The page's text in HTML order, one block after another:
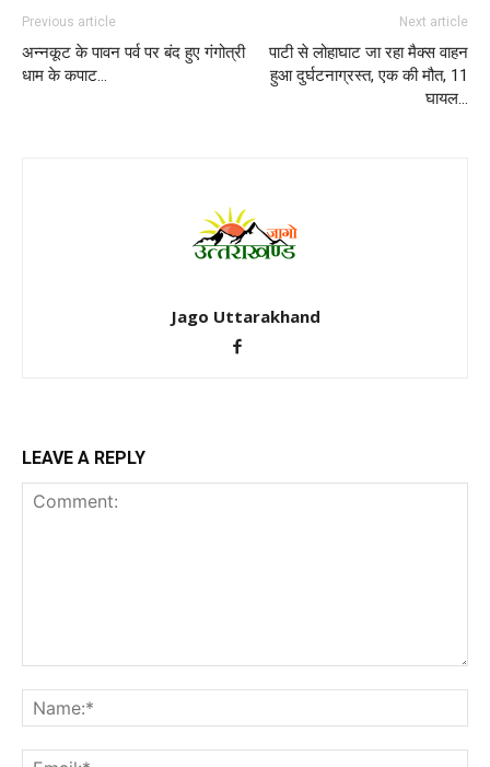
Previous article
अन्नकूट के पावन पर्व पर बंद हुए गंगोत्री
धाम के कपाट…
Next article
पाटी से लोहाघाट जा रहा मैक्स वाहन
हुआ दुर्घटनाग्रस्त, एक की मौत, 11
घायल…
Jago Uttarakhand
LEAVE A REPLY